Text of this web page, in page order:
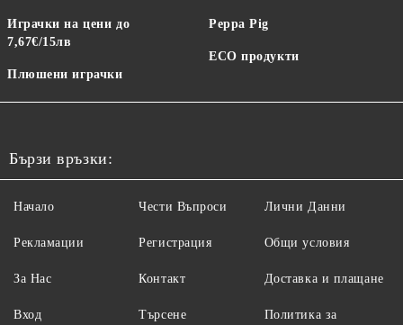
Играчки на цени до
7,67€/15лв
Плюшени играчки
Peppa Pig
ECO продукти
Бързи връзки:
Начало
Рекламации
За Нас
Вход
Чести Въпроси
Регистрация
Контакт
Търсене
Лични Данни
Общи условия
Доставка и плащане
Политика за